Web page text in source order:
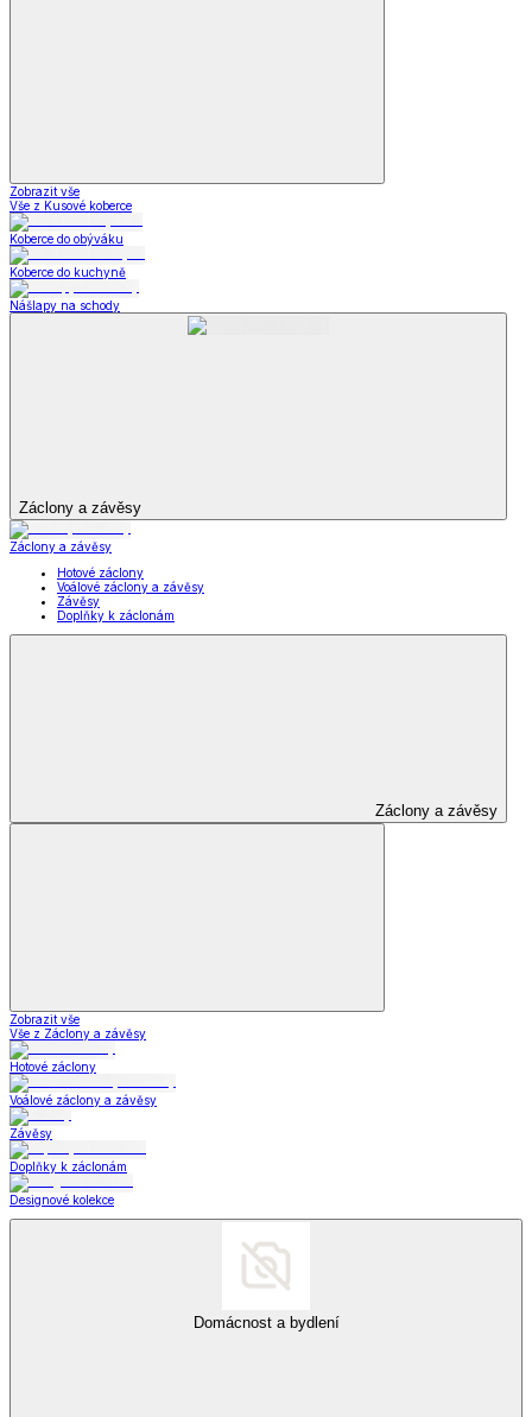
Zobrazit vše
Vše z Kusové koberce
Koberce do obýváku
Koberce do kuchyně
Nášlapy na schody
Záclony a závěsy
Záclony a závěsy
Hotové záclony
Voálové záclony a závěsy
Závěsy
Doplňky k záclonám
Záclony a závěsy
Zobrazit vše
Vše z Záclony a závěsy
Hotové záclony
Voálové záclony a závěsy
Závěsy
Doplňky k záclonám
Designové kolekce
Domácnost a bydlení